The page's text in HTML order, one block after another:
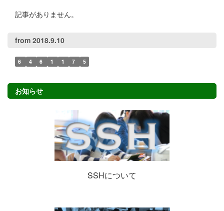
記事がありません。
from 2018.9.10
6 4 6 1 1 7 5
お知らせ
SSHについて